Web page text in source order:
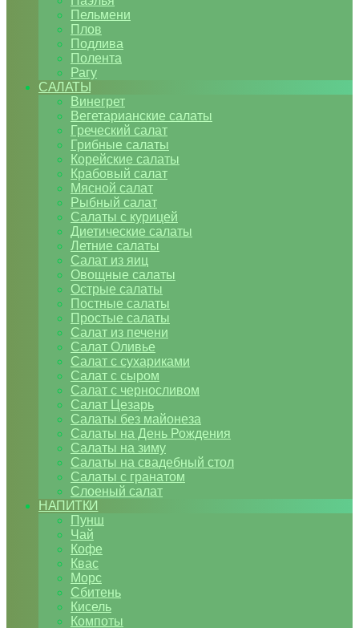
Пельмени
Плов
Подлива
Полента
Рагу
САЛАТЫ
Винегрет
Вегетарианские салаты
Греческий салат
Грибные салаты
Корейские салаты
Крабовый салат
Мясной салат
Рыбный салат
Салаты с курицей
Диетические салаты
Летние салаты
Салат из яиц
Овощные салаты
Острые салаты
Постные салаты
Простые салаты
Салат из печени
Салат Оливье
Салат с сухариками
Салат с сыром
Салат с черносливом
Салат Цезарь
Салаты без майонеза
Салаты на День Рождения
Салаты на зиму
Салаты на свадебный стол
Салаты с гранатом
Слоеный салат
НАПИТКИ
Пунш
Чай
Кофе
Квас
Морс
Сбитень
Кисель
Компоты